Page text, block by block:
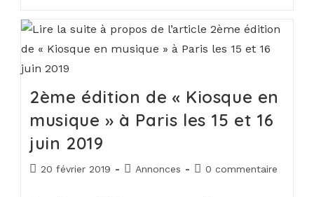
2ème édition de « Kiosque en
musique » à Paris les 15 et 16
juin 2019
20 février 2019 Annonces 0 commentaire